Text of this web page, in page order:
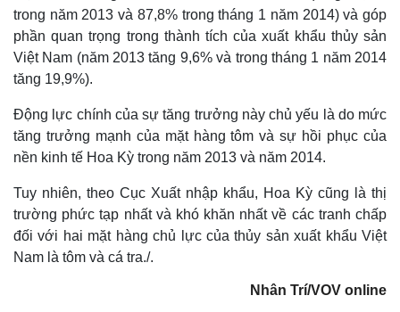
Thế giới
Cuộc sống đó đây
Hồ sơ
Multimedia
Ảnh
E-Magazine
Infographic
trong năm 2013 và 87,8% trong tháng 1 năm 2014) và góp
phần quan trọng trong thành tích của xuất khẩu thủy sản
Việt Nam (năm 2013 tăng 9,6% và trong tháng 1 năm 2014
tăng 19,9%).
Động lực chính của sự tăng trưởng này chủ yếu là do mức
tăng trưởng mạnh của mặt hàng tôm và sự hồi phục của
nền kinh tế Hoa Kỳ trong năm 2013 và năm 2014.
Tuy nhiên, theo Cục Xuất nhập khẩu, Hoa Kỳ cũng là thị
trường phức tạp nhất và khó khăn nhất về các tranh chấp
đối với hai mặt hàng chủ lực của thủy sản xuất khẩu Việt
Nam là tôm và cá tra./.
Nhân Trí/VOV online